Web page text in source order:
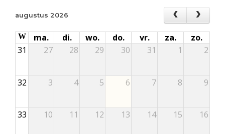
augustus 2026
W ma. di. wo. do. vr. za.
zo.
31
27 28 29 30 31 1 2
32 3 4 5 6 7 8 9
33 10 11 12 13 14 15 16